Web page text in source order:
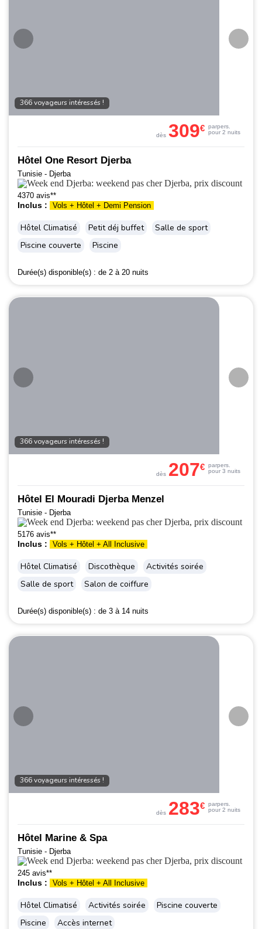
366 voyageurs intéressés !
Hôtel One Resort Djerba
Tunisie - Djerba
4370 avis**
Inclus : Vols + Hôtel + Demi Pension
Hôtel Climatisé Petit déj buffet
Salle de sport
Piscine couverte
Piscine
Durée(s) disponible(s) : de 2 à 20 nuits
dès 309€ parpers.
pour 2 nuits
366 voyageurs intéressés !
Hôtel El Mouradi Djerba Menzel
Tunisie - Djerba
5176 avis**
Inclus : Vols + Hôtel + All Inclusive
Hôtel Climatisé Discothèque
Activités soirée
Salle de sport
Salon de coiffure
Durée(s) disponible(s) : de 3 à 14 nuits
dès 207€ parpers.
pour 3 nuits
366 voyageurs intéressés !
Hôtel Marine & Spa
Tunisie - Djerba
245 avis**
Inclus : Vols + Hôtel + All Inclusive
Hôtel Climatisé Activités soirée
Piscine couverte
Piscine
Accès internet
dès 283€ parpers.
pour 2 nuits